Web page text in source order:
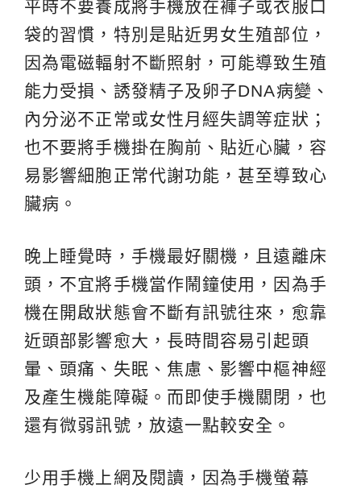
平時不要養成將手機放在褲子或衣服口
袋的習慣，特別是貼近男女生殖部位，
因為電磁輻射不斷照射，可能導致生殖
能力受損、誘發精子及卵子DNA病變、
內分泌不正常或女性月經失調等症狀；
也不要將手機掛在胸前、貼近心臟，容
易影響細胞正常代謝功能，甚至導致心
臟病。
晚上睡覺時，手機最好關機，且遠離床
頭，不宜將手機當作鬧鐘使用，因為手
機在開啟狀態會不斷有訊號往來，愈靠
近頭部影響愈大，長時間容易引起頭
暈、頭痛、失眠、焦慮、影響中樞神經
及產生機能障礙。而即使手機關閉，也
還有微弱訊號，放遠一點較安全。
少用手機上網及閱讀，因為手機螢幕